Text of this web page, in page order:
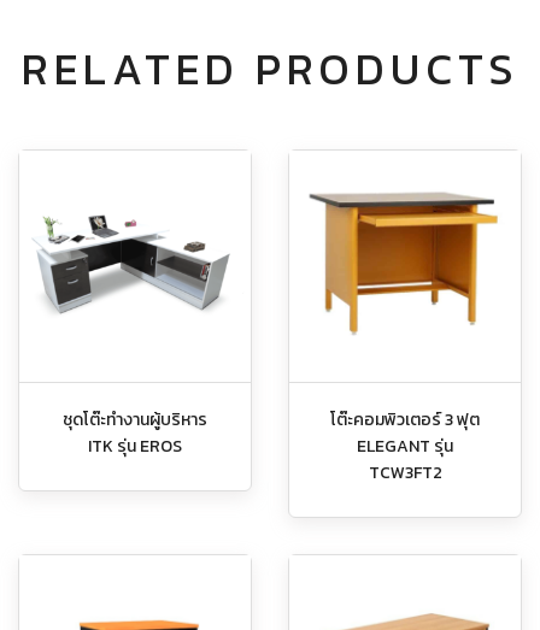
RELATED PRODUCTS
ชุดโต๊ะทำงานผู้บริหาร
ITK รุ่น EROS
โต๊ะคอมพิวเตอร์ 3 ฟุต
ELEGANT รุ่น
TCW3FT2